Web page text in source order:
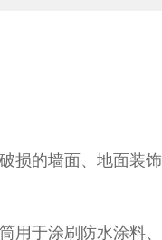
损的墙面、地面装
用于涂刷防水涂料